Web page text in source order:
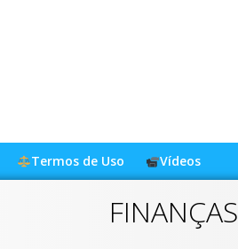
Termos de Uso Vídeos
FINANÇAS